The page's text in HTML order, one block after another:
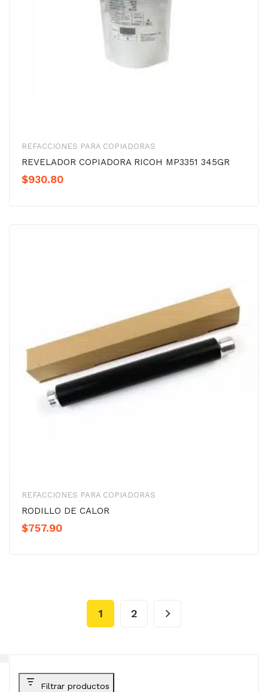
REFACCIONES PARA COPIADORAS
REVELADOR COPIADORA RICOH MP3351 345GR
$930.80
REFACCIONES PARA COPIADORAS
RODILLO DE CALOR
$757.90
1 2
Filtrar productos